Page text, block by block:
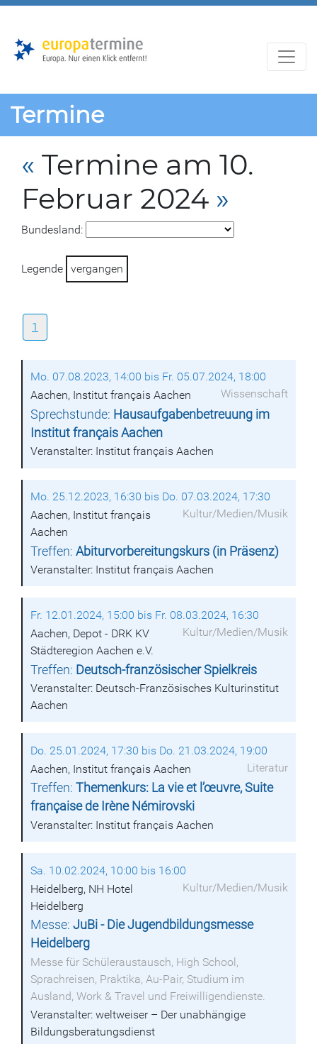
Termine
« Termine am 10.
Februar 2024 »
Bundesland:
Legende vergangen
1
Mo. 07.08.2023, 14:00 bis Fr. 05.07.2024, 18:00
Wissenschaft
Aachen, Institut français Aachen
Sprechstunde: Hausaufgabenbetreuung im
Institut français Aachen
Veranstalter: Institut français Aachen
Mo. 25.12.2023, 16:30 bis Do. 07.03.2024, 17:30
Kultur/Medien/Musik
Aachen, Institut français
Aachen
Treffen:Abiturvorbereitungskurs (in Präsenz)
Veranstalter: Institut français Aachen
Fr. 12.01.2024, 15:00 bis Fr. 08.03.2024, 16:30
Kultur/Medien/Musik
Aachen, Depot - DRK KV
Städteregion Aachen e.V.
Treffen: Deutsch-französischer Spielkreis
Veranstalter: Deutsch-Französisches Kulturinstitut
Aachen
Do. 25.01.2024, 17:30 bis Do. 21.03.2024, 19:00
Literatur
Aachen, Institut français Aachen
Treffen:Themenkurs: La vie et l’œuvre, Suite
française de Irène Némirovski
Veranstalter: Institut français Aachen
Sa. 10.02.2024, 10:00 bis 16:00
Kultur/Medien/Musik
Heidelberg, NH Hotel
Heidelberg
Messe:JuBi - Die Jugendbildungsmesse
Heidelberg
Messe für Schüleraustausch, High School,
Sprachreisen, Praktika, Au-Pair, Studium im
Ausland, Work & Travel und Freiwilligendienste.
Veranstalter: weltweiser – Der unabhängige
Bildungsberatungsdienst